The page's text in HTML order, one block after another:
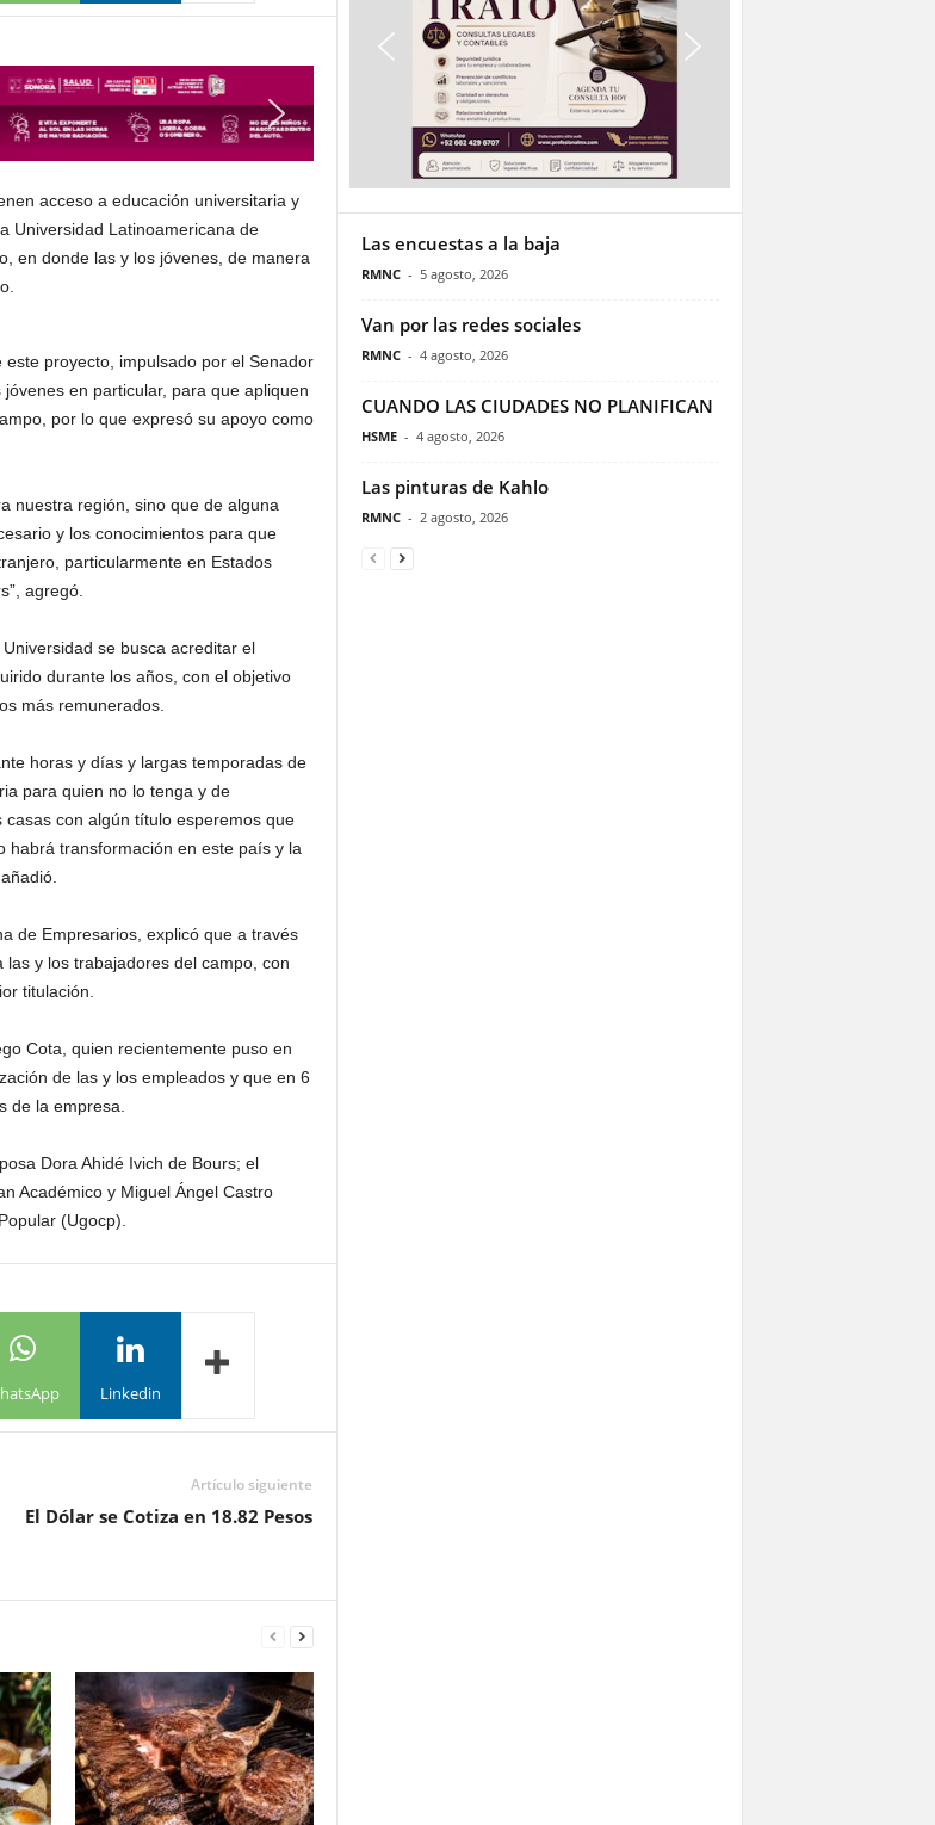
acceso a educación universitaria y
Universidad Latinoamericana de
en donde las y los jóvenes, de manera
proyecto, impulsado por el Senador
en particular, para que apliquen
por lo que expresó su apoyo como
nuestra región, sino que de alguna
y los conocimientos para que
particularmente en Estados
agregó.
se busca acreditar el
durante los años, con el objetivo
más remunerados.
horas y días y largas temporadas de
para quien no lo tenga y de
con algún título esperemos que
habrá transformación en este país y la
de Empresarios, explicó que a través
y los trabajadores del campo, con
titulación.
Cota, quien recientemente puso en
de las y los empleados y que en 6
de la empresa.
Dora Ahidé Ivich de Bours; el
Académico y Miguel Ángel Castro
(Ugocp).
Linkedin
Artículo siguiente
El Dólar se Cotiza en 18.82 Pesos
Las encuestas a la baja
RMNC - 5 agosto, 2026
Van por las redes sociales
RMNC - 4 agosto, 2026
CUANDO LAS CIUDADES NO PLANIFICAN
HSME - 4 agosto, 2026
Las pinturas de Kahlo
RMNC - 2 agosto, 2026